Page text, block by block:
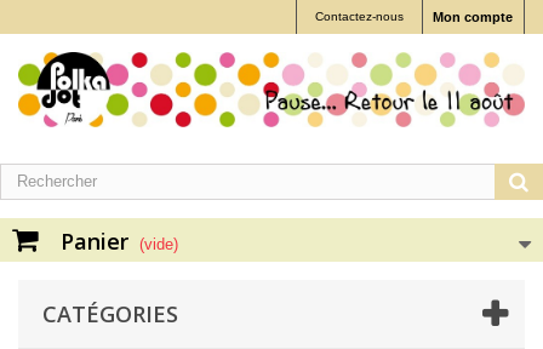
Mon compte
Contactez-nous
Panier (vide)
CATÉGORIES